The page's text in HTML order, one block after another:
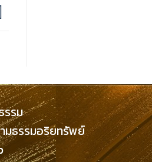
รม
มธรรมอริยทรัพย์